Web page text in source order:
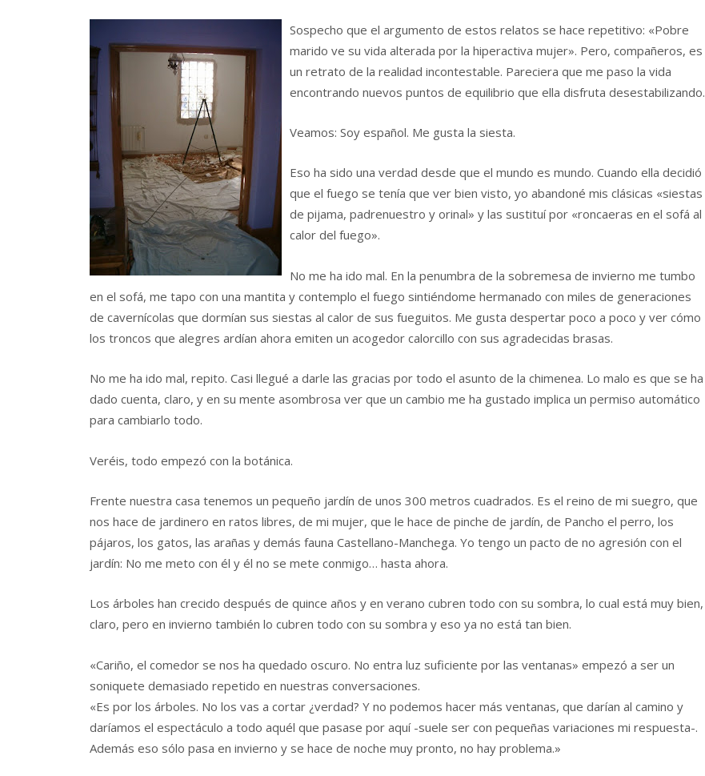
Sospecho que el argumento de estos relatos se hace repetitivo: «Pobre
marido ve su vida alterada por la hiperactiva mujer». Pero, compañeros, es
un retrato de la realidad incontestable. Pareciera que me paso la vida
encontrando nuevos puntos de equilibrio que ella disfruta desestabilizando.
Veamos: Soy español. Me gusta la siesta.
Eso ha sido una verdad desde que el mundo es mundo. Cuando ella decidió
que el fuego se tenía que ver bien visto, yo abandoné mis clásicas «siestas
de pijama, padrenuestro y orinal» y las sustituí por «roncaeras en el sofá al
calor del fuego».
No me ha ido mal. En la penumbra de la sobremesa de invierno me tumbo
en el sofá, me tapo con una mantita y contemplo el fuego sintiéndome hermanado con miles de generaciones
de cavernícolas que dormían sus siestas al calor de sus fueguitos. Me gusta despertar poco a poco y ver cómo
los troncos que alegres ardían ahora emiten un acogedor calorcillo con sus agradecidas brasas.
No me ha ido mal, repito. Casi llegué a darle las gracias por todo el asunto de la chimenea. Lo malo es que se ha
dado cuenta, claro, y en su mente asombrosa ver que un cambio me ha gustado implica un permiso automático
para cambiarlo todo.
Veréis, todo empezó con la botánica.
Frente nuestra casa tenemos un pequeño jardín de unos 300 metros cuadrados. Es el reino de mi suegro, que
nos hace de jardinero en ratos libres, de mi mujer, que le hace de pinche de jardín, de Pancho el perro, los
pájaros, los gatos, las arañas y demás fauna Castellano-Manchega. Yo tengo un pacto de no agresión con el
jardín: No me meto con él y él no se mete conmigo… hasta ahora.
Los árboles han crecido después de quince años y en verano cubren todo con su sombra, lo cual está muy bien,
claro, pero en invierno también lo cubren todo con su sombra y eso ya no está tan bien.
«Cariño, el comedor se nos ha quedado oscuro. No entra luz suficiente por las ventanas» empezó a ser un
soniquete demasiado repetido en nuestras conversaciones.
«Es por los árboles. No los vas a cortar ¿verdad? Y no podemos hacer más ventanas, que darían al camino y
daríamos el espectáculo a todo aquél que pasase por aquí -suele ser con pequeñas variaciones mi respuesta-.
Además eso sólo pasa en invierno y se hace de noche muy pronto, no hay problema.»